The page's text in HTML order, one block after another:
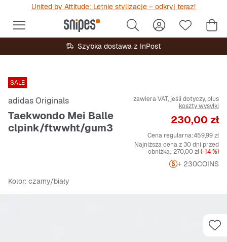
United by Attitude: Letnie stylizacje – odkryj teraz!
Szybka dostawa z InPost
SALE
adidas Originals
Taekwondo Mei Balle
clpink/ftwwht/gum3
zawiera VAT, jeśli dotyczy, plus
koszty wysyłki
Cena
230,00 zł
Cena regularna:459,99 zł
Najniższa cena z 30 dni przed
obniżką: 270,00 zł(-14 %)
+ 230COINS
Kolor: czarny/biały